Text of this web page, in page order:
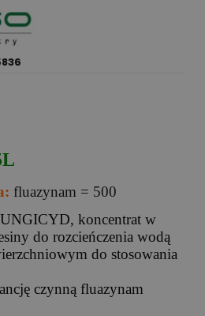
fluazynam = 500
koncentrat w
do rozcieńczenia wodą
do stosowania
czynną fluazynam